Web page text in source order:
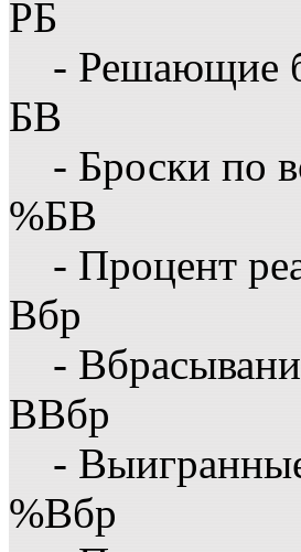
РБ
- Решающие
БВ
- Броски по
%БВ
- Процент
Вбр
-
ВВбр
-
%Вбр